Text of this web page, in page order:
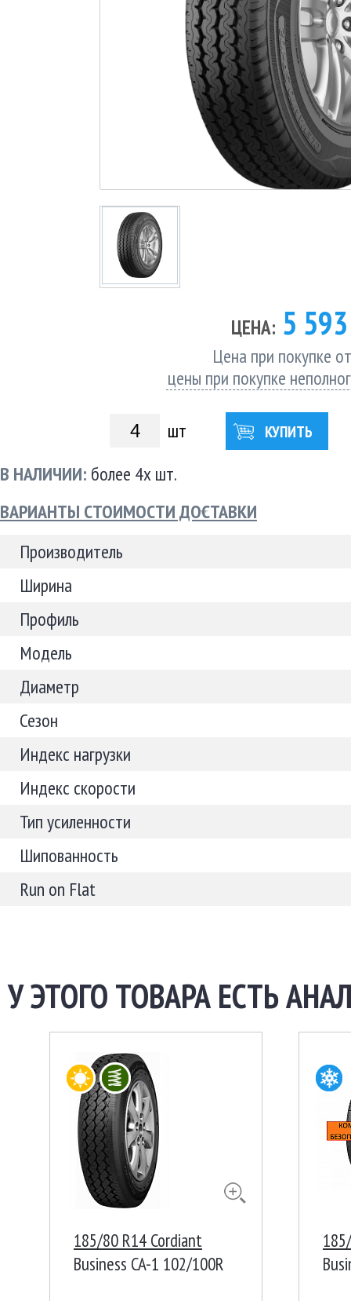
ЦЕНА: 5
Цена при покупке
цены при покупке
шт КУПИТЬ
В НАЛИЧИИ: более 4х шт.
ВАРИАНТЫ СТОИМОСТИ ДОСТАВКИ
Производитель
Ширина
Профиль
Модель
Диаметр
Сезон
Индекс нагрузки
Индекс скорости
Тип усиленности
Шипованность
Run on Flat
У ЭТОГО ТОВАРА ЕСТЬ
185/80 R14 Cordiant
Business CA-1 102/100R